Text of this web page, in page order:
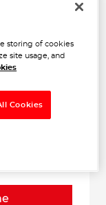
storing of cookies
site usage, and
Cookies